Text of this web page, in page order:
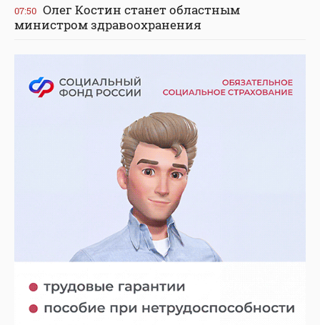
07:50 Олег Костин станет областным
министром здравоохранения